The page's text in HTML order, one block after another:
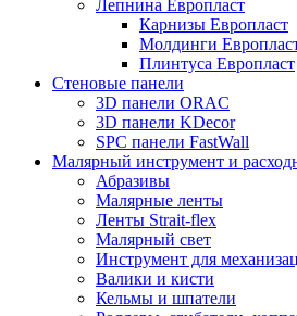
Лепнина Европласт
Карнизы Европласт
Молдинги
Плинтуса Европласт
Стеновые панели
3D панели ORAC
3D панели KDecor
SPC панели FastWall
Малярный инструмент и
Абразивы
Малярные ленты
Ленты Strait-flex
Малярный свет
Инструмент для
Валики и кисти
Кельмы и шпатели